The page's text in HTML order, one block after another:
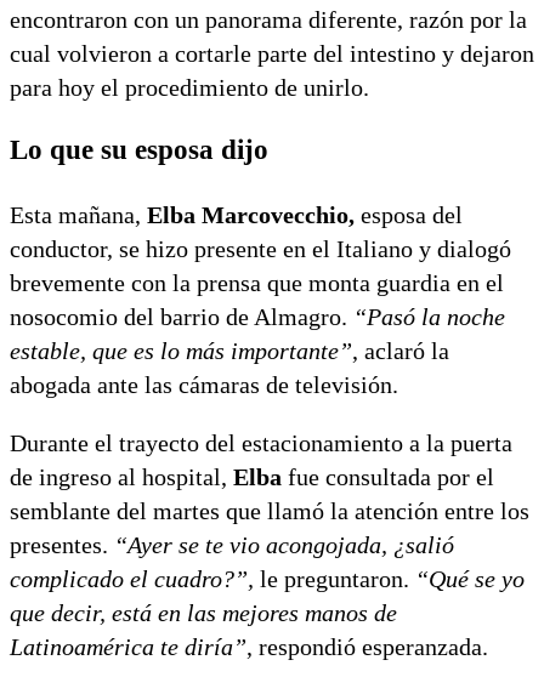
encontraron con un panorama diferente, razón por la
cual volvieron a cortarle parte del intestino y dejaron
para hoy el procedimiento de unirlo.
Lo que su esposa dijo
Esta mañana, Elba Marcovecchio, esposa del
conductor, se hizo presente en el Italiano y dialogó
brevemente con la prensa que monta guardia en el
nosocomio del barrio de Almagro. “Pasó la noche
estable, que es lo más importante”, aclaró la
abogada ante las cámaras de televisión.
Durante el trayecto del estacionamiento a la puerta
de ingreso al hospital, Elba fue consultada por el
semblante del martes que llamó la atención entre los
presentes. “Ayer se te vio acongojada, ¿salió
complicado el cuadro?”, le preguntaron. “Qué se yo
que decir, está en las mejores manos de
Latinoamérica te diría”, respondió esperanzada.